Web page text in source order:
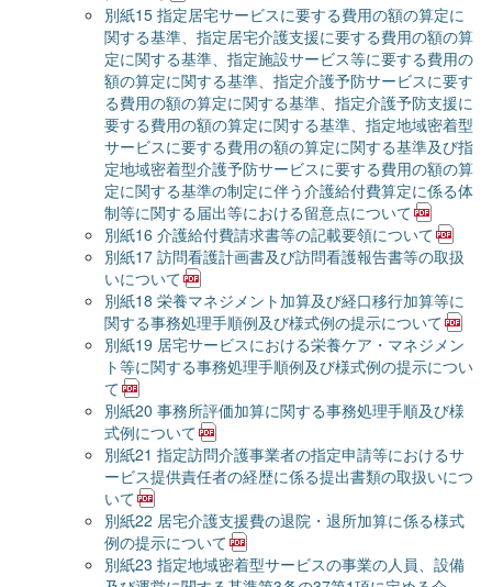
別紙15 指定居宅サービスに要する費用の額の算定に
関する基準、指定居宅介護支援に要する費用の額の算
定に関する基準、指定施設サービス等に要する費用の
額の算定に関する基準、指定介護予防サービスに要す
る費用の額の算定に関する基準、指定介護予防支援に
要する費用の額の算定に関する基準、指定地域密着型
サービスに要する費用の額の算定に関する基準及び指
定地域密着型介護予防サービスに要する費用の額の算
定に関する基準の制定に伴う介護給付費算定に係る体
制等に関する届出等における留意点について
別紙16 介護給付費請求書等の記載要領について
別紙17 訪問看護計画書及び訪問看護報告書等の取扱
いについて
別紙18 栄養マネジメント加算及び経口移行加算等に
関する事務処理手順例及び様式例の提示について
別紙19 居宅サービスにおける栄養ケア・マネジメン
ト等に関する事務処理手順例及び様式例の提示につい
て
別紙20 事務所評価加算に関する事務処理手順及び様
式例について
別紙21 指定訪問介護事業者の指定申請等におけるサ
ービス提供責任者の経歴に係る提出書類の取扱いにつ
いて
別紙22 居宅介護支援費の退院・退所加算に係る様式
例の提示について
別紙23 指定地域密着型サービスの事業の人員、設備